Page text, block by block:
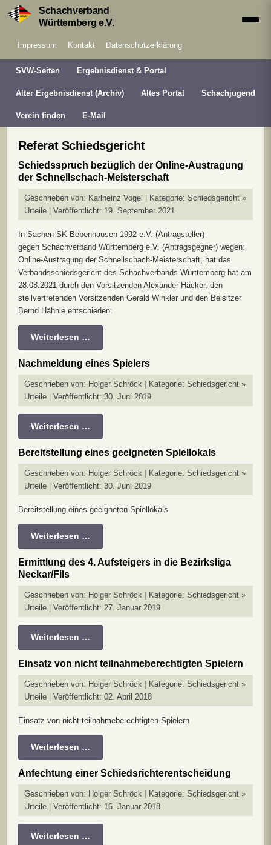
Schachverband
Württemberg e.V.
Impressum Kontakt Datenschutzerklärung
SVW-Seiten Ergebnisdienst & Portal
Alter Ergebnisdienst (Archiv) Altes Portal Schachjugend
Verein finden E-Mail
Referat Schiedsgericht
Schiedsspruch bezüglich der Online-Austragung
der Schnellschach-Meisterschaft
Geschrieben von: Karlheinz Vogel Kategorie: Schiedsgericht »
Urteile
Veröffentlicht: 19. September 2021
In Sachen SK Bebenhausen 1992 e.V. (Antragsteller)
gegen Schachverband Württemberg e.V. (Antragsgegner) wegen:
Online-Austragung der Schnellschach-Meisterschaft, hat das
Verbandsschiedsgericht des Schachverbands Württemberg hat am
28.08.2021 durch den Vorsitzenden Alexander Häcker, den
stellvertretenden Vorsitzenden Gerald Winkler und den Beisitzer
Bernd Hähnle entschieden:
Weiterlesen …
Nachmeldung eines Spielers
Geschrieben von: Holger Schröck Kategorie: Schiedsgericht »
Urteile
Veröffentlicht: 30. Juni 2019
Weiterlesen …
Bereitstellung eines geeigneten Spiellokals
Geschrieben von: Holger Schröck Kategorie: Schiedsgericht »
Urteile
Veröffentlicht: 30. Juni 2019
Bereitstellung eines geeigneten Spiellokals
Weiterlesen …
Ermittlung des 4. Aufsteigers in die Bezirksliga
Neckar/Fils
Geschrieben von: Holger Schröck Kategorie: Schiedsgericht »
Urteile
Veröffentlicht: 27. Januar 2019
Weiterlesen …
Einsatz von nicht teilnahmeberechtigten Spielern
Geschrieben von: Holger Schröck Kategorie: Schiedsgericht »
Urteile
Veröffentlicht: 02. April 2018
Einsatz von nicht teilnahmeberechtigten Spielern
Weiterlesen …
Anfechtung einer Schiedsrichterentscheidung
Geschrieben von: Holger Schröck Kategorie: Schiedsgericht »
Urteile
Veröffentlicht: 16. Januar 2018
Weiterlesen …